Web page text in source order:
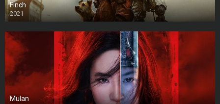
Finch
2021
Mulan